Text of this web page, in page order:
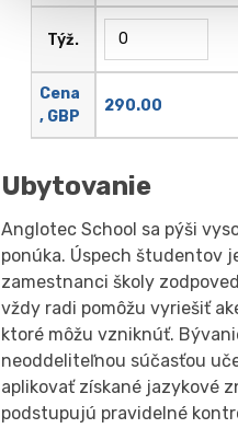
Týž.
Cena
, GBP
290.00
Ubytovanie
Anglotec School sa pýši
ponúka. Úspech študentov
zamestnanci školy
vždy radi pomôžu vyriešiť
ktoré môžu vzniknúť.
neoddeliteľnou súčasťou
aplikovať získané jazykové
podstupujú pravidelné